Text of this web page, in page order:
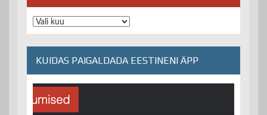
Arhiiv
KUIDAS PAIGALDADA EESTINENI ÄPP